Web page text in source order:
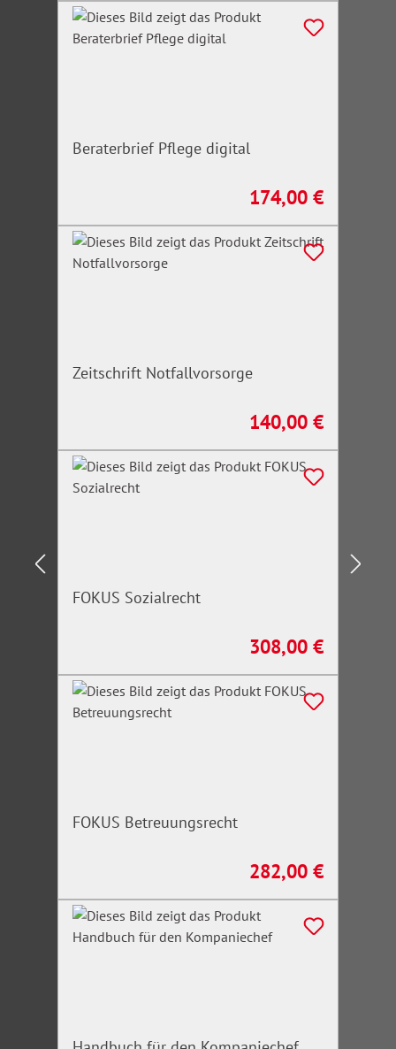
Beraterbrief Pflege digital
Regulärer Preis:
174,00 €
Zeitschrift Notfallvorsorge
Regulärer Preis:
140,00 €
FOKUS Sozialrecht
Regulärer Preis:
308,00 €
FOKUS Betreuungsrecht
Regulärer Preis:
282,00 €